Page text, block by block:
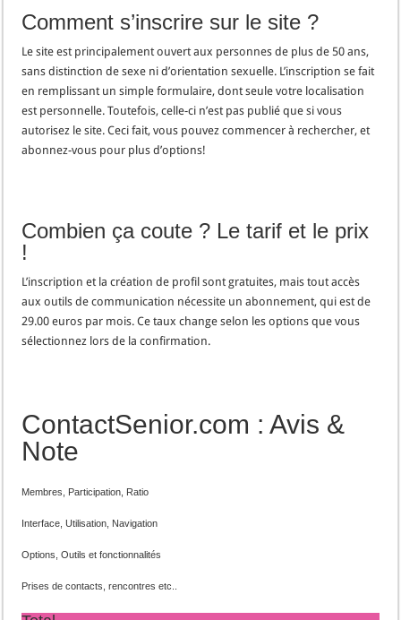
Comment s’inscrire sur le site ?
Le site est principalement ouvert aux personnes de plus de 50 ans,
sans distinction de sexe ni d’orientation sexuelle. L’inscription se fait
en remplissant un simple formulaire, dont seule votre localisation
est personnelle. Toutefois, celle-ci n’est pas publié que si vous
autorisez le site. Ceci fait, vous pouvez commencer à rechercher, et
abonnez-vous pour plus d’options!
Combien ça coute ? Le tarif et le prix
!
L’inscription et la création de profil sont gratuites, mais tout accès
aux outils de communication nécessite un abonnement, qui est de
29.00 euros par mois. Ce taux change selon les options que vous
sélectionnez lors de la confirmation.
ContactSenior.com : Avis &
Note
Membres, Participation, Ratio
Interface, Utilisation, Navigation
Options, Outils et fonctionnalités
Prises de contacts, rencontres etc..